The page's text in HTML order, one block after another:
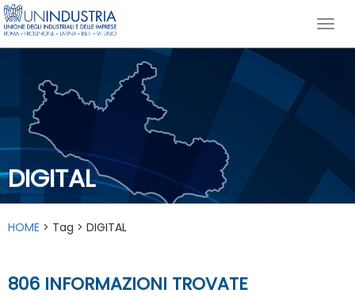
DIGITAL
HOME > Tag > DIGITAL
806 INFORMAZIONI TROVATE